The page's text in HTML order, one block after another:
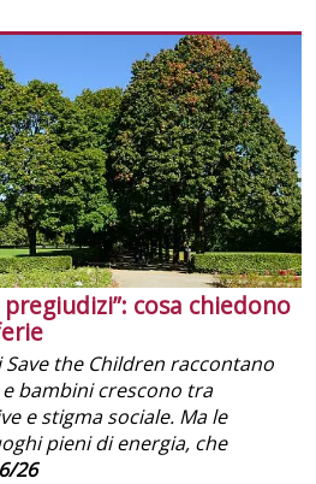
cosa chiedono
the Children raccontano
bambini crescono tra
e stigma sociale. Ma le
pieni di energia, che
26